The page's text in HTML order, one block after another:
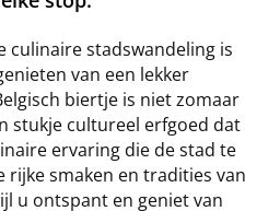
culinaire stadswandeling is
van een lekker
biertje is niet zomaar
stukje cultureel erfgoed dat
ervaring die de stad te
rijke smaken en tradities van
u ontspant en geniet van